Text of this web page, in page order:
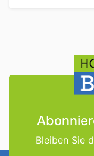
Bleiben Sie